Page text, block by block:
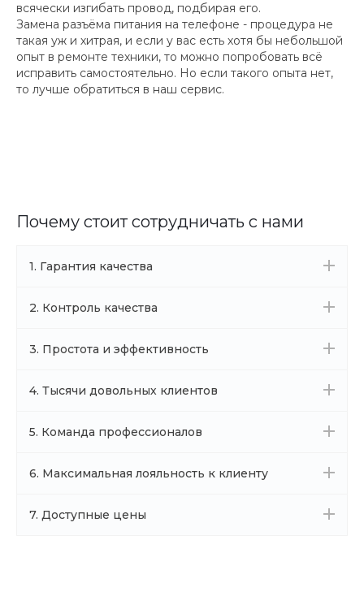
всячески изгибать провод, подбирая его.
Замена разъёма питания на телефоне - процедура не
такая уж и хитрая, и если у вас есть хотя бы небольшой
опыт в ремонте техники, то можно попробовать всё
исправить самостоятельно. Но если такого опыта нет,
то лучше обратиться в наш сервис.
Почему стоит сотрудничать с нами
1. Гарантия качества
2. Контроль качества
3. Простота и эффективность
4. Тысячи довольных клиентов
5. Команда профессионалов
6. Максимальная лояльность к клиенту
7. Доступные цены